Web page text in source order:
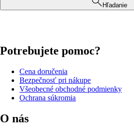
Hľadanie
Potrebujete pomoc?
Cena doručenia
Bezpečnosť pri nákupe
Všeobecné obchodné podmienky
Ochrana súkromia
O nás